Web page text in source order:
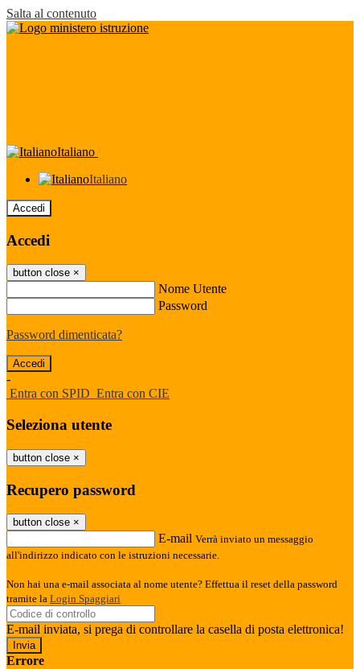
Salta al contenuto
Italiano
Italiano
Accedi
Accedi
button close ×
Nome Utente
Password
Password dimenticata?
-
Entra con SPID Entra con CIE
Seleziona utente
button close ×
Recupero password
button close ×
E-mail Verrà inviato un messaggio
all'indirizzo indicato con le istruzioni necessarie.
Non hai una e-mail associata al nome utente? Effettua il reset della password
tramite la Login Spaggiari
E-mail inviata, si prega di controllare la casella di posta elettronica!
Errore